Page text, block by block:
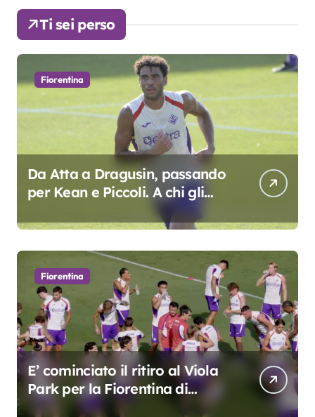
Ti sei perso
Fiorentina
Da Atta a Dragusin, passando
per Kean e Piccoli. A chi gli
oscar del precampionato?
Fiorentina
E’ cominciato il ritiro al Viola
Park per la Fiorentina di
Grosso